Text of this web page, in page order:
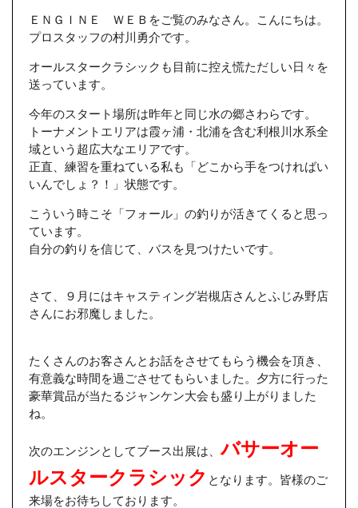
ＥＮＧＩＮＥ ＷＥＢをご覧のみなさん。こんにちは。
プロスタッフの村川勇介です。
オールスタークラシックも目前に控え慌ただしい日々を
送っています。
今年のスタート場所は昨年と同じ水の郷さわらです。
トーナメントエリアは霞ヶ浦・北浦を含む利根川水系全
域という超広大なエリアです。
正直、練習を重ねている私も「どこから手をつければい
いんでしょ？！」状態です。
こういう時こそ「フォール」の釣りが活きてくると思っ
ています。
自分の釣りを信じて、バスを見つけたいです。
さて、９月にはキャスティング岩槻店さんとふじみ野店
さんにお邪魔しました。
たくさんのお客さんとお話をさせてもらう機会を頂き、
有意義な時間を過ごさせてもらいました。夕方に行った
豪華賞品が当たるジャンケン大会も盛り上がりました
ね。
次のエンジンとしてブース出展は、バサーオー
ルスタークラシック となります。皆様のご
来場をお待ちしております。